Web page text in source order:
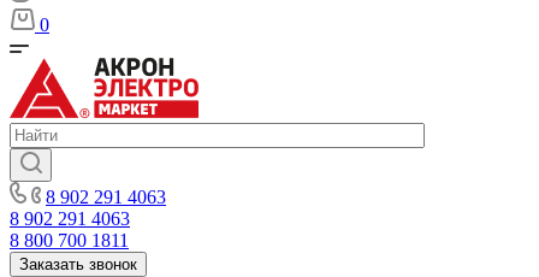
0
8 902 291 4063
8 902 291 4063
8 800 700 1811
Заказать звонок